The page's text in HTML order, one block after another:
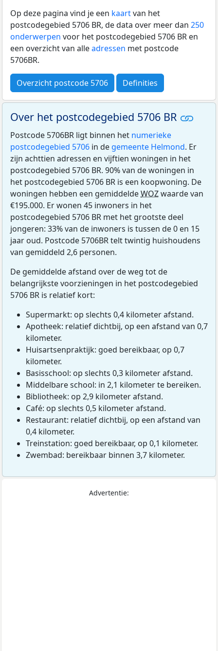
Op deze pagina vind je een kaartvan het
postcodegebied 5706 BR, de data over meer dan 250
onderwerpen voor het postcodegebied 5706 BR en
een overzicht van alleadressen met postcode
5706BR.
Overzicht postcode 5706 Definities
Over het postcodegebied 5706 BR
Postcode 5706BR ligt binnen het numerieke
postcodegebied 5706 in de gemeente Helmond. Er
zijn achttien adressen en vijftien woningen in het
postcodegebied 5706 BR. 90% van de woningen in
het postcodegebied 5706 BR is een koopwoning. De
woningen hebben een gemiddeldeWOZwaarde van
€195.000. Er wonen 45 inwoners in het
postcodegebied 5706 BR met het grootste deel
jongeren: 33% van de inwoners is tussen de 0 en 15
jaar oud. Postcode 5706BR telt twintig huishoudens
van gemiddeld 2,6 personen.
De gemiddelde afstand over de weg tot de
belangrijkste voorzieningen in het postcodegebied
5706 BR is relatief kort:
Supermarkt: op slechts 0,4 kilometer afstand.
Apotheek: relatief dichtbij, op een afstand van 0,7
kilometer.
Huisartsenpraktijk: goed bereikbaar, op 0,7
kilometer.
Basisschool: op slechts 0,3 kilometer afstand.
Middelbare school: in 2,1 kilometer te bereiken.
Bibliotheek: op 2,9 kilometer afstand.
Café: op slechts 0,5 kilometer afstand.
Restaurant: relatief dichtbij, op een afstand van
0,4 kilometer.
Treinstation: goed bereikbaar, op 0,1 kilometer.
Zwembad: bereikbaar binnen 3,7 kilometer.
Advertentie: